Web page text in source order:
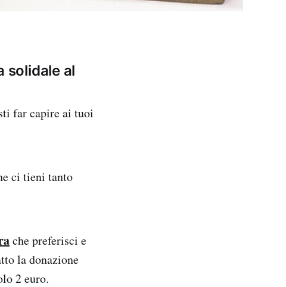
solidale al
far capire ai tuoi
ci tieni tanto
che preferisci e
la donazione
2 euro.